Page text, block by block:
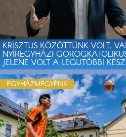
KRISZTUS KÖZÖTTÜNK VOLT,
NYÍREGYHÁZI
JELENE VOLT A LEGUTÓBBI
EGYHÁZMEGYÉNK